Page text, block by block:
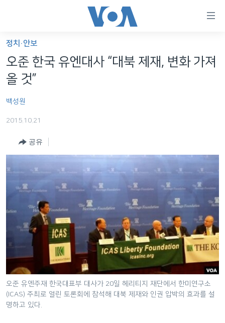
가
능
링
인
츠
로
메
네
게
션
으
세계
라디오
프로그램
주파수 안내
언어 선택
정치·안보
오준 한국 유엔대사 “대북 제재, 변화 가져
올 것”
백성원
2015.10.21
공유
오준 유엔주재 한국대표부 대사가 20일 헤리티지 재단에서 한미연구소
(ICAS) 주최로 열린 토론회에 참석해 대북 제재와 인권 압박의 효과를 설
명하고 있다.